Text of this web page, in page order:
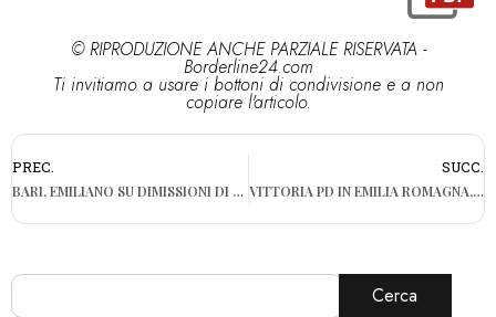
© RIPRODUZIONE ANCHE PARZIALE RISERVATA -
Borderline24.com
Ti invitiamo a usare i bottoni di condivisione e a non
copiare l'articolo.
PREC.
BARI, EMILIANO SU DIMISSIONI DI MAIO: “GESTO CHE MI ADDOLORA”
SUCC.
VITTORIA PD IN EMILIA ROMAGNA, EMILIANO: “HA VOTATO ANIMA BUONA E SAGGIA”
Cerca